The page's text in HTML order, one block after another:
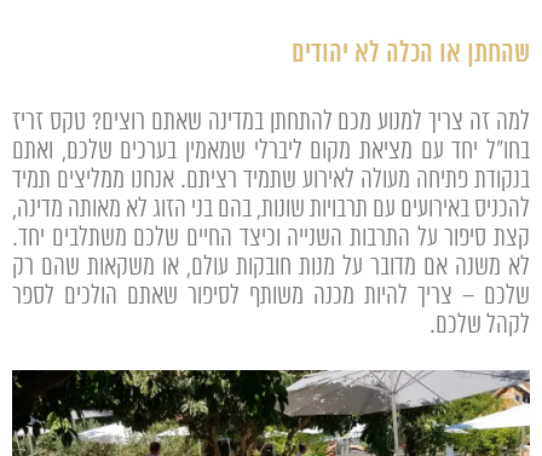
שהחתן או הכלה לא יהודים
למה זה צריך למנוע מכם להתחתן במדינה שאתם רוצים? טקס זריז
בחו"ל יחד עם מציאת מקום ליברלי שמאמין בערכים שלכם, ואתם
בנקודת פתיחה מעולה לאירוע שתמיד רציתם. אנחנו ממליצים תמיד
להכניס באירועים עם תרבויות שונות, בהם בני הזוג לא מאותה מדינה,
קצת סיפור על התרבות השנייה וכיצד החיים שלכם משתלבים יחד.
לא משנה אם מדובר על מנות חובקות עולם, או משקאות שהם רק
שלכם – צריך להיות מכנה משותף לסיפור שאתם הולכים לספר
לקהל שלכם.